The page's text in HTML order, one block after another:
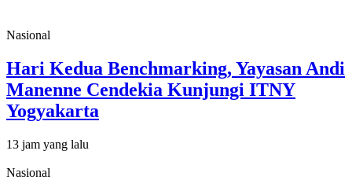
Nasional
Hari Kedua Benchmarking, Yayasan Andi
Manenne Cendekia Kunjungi ITNY
Yogyakarta
13 jam yang lalu
Nasional